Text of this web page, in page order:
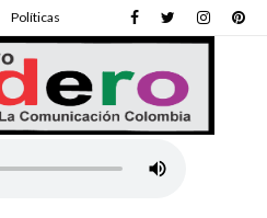
Políticas